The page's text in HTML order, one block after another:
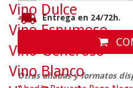
Entrega en 24/72h.
Otras añadas y formatos
Vino Dulce
Vino Espumoso
Vino Generoso
Vino Blanco